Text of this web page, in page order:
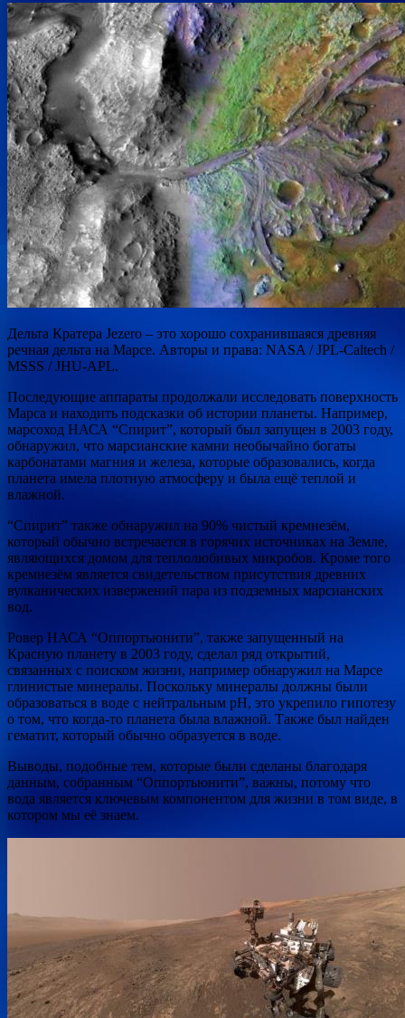
Дельта Кратера Jezero – это хорошо сохранившаяся древняя
речная дельта на Марсе. Авторы и права: NASA / JPL-Caltech /
MSSS / JHU-APL.
Последующие аппараты продолжали исследовать поверхность
Марса и находить подсказки об истории планеты. Например,
марсоход НАСА “Спирит”, который был запущен в 2003 году,
обнаружил, что марсианские камни необычайно богаты
карбонатами магния и железа, которые образовались, когда
планета имела плотную атмосферу и была ещё теплой и
влажной.
“Спирит” также обнаружил на 90% чистый кремнезём,
который обычно встречается в горячих источниках на Земле,
являющихся домом для теплолюбивых микробов. Кроме того
кремнезём является свидетельством присутствия древних
вулканических извержений пара из подземных марсианских
вод.
Ровер НАСА “Оппортьюнити”, также запущенный на
Красную планету в 2003 году, сделал ряд открытий,
связанных с поиском жизни, например обнаружил на Марсе
глинистые минералы. Поскольку минералы должны были
образоваться в воде с нейтральным pH, это укрепило гипотезу
о том, что когда-то планета была влажной. Также был найден
гематит, который обычно образуется в воде.
Выводы, подобные тем, которые были сделаны благодаря
данным, собранным “Оппортьюнити”, важны, потому что
вода является ключевым компонентом для жизни в том виде, в
котором мы её знаем.